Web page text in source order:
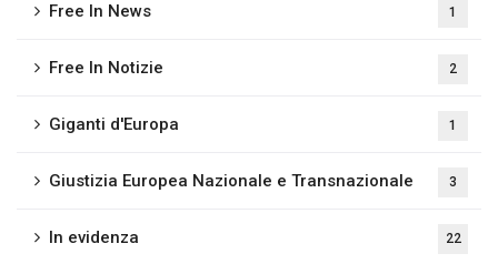
Free In News 1
Free In Notizie 2
Giganti d'Europa 1
Giustizia Europea Nazionale e Transnazionale 3
In evidenza 22